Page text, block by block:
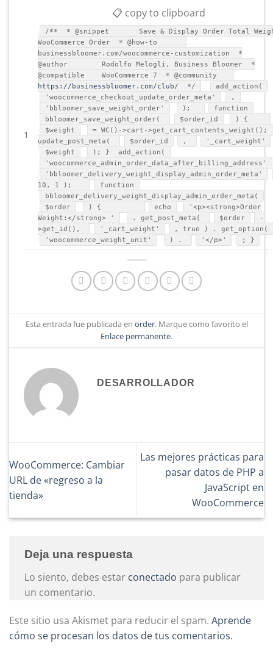
📋 copy to clipboard
1
/** * @snippet Save & Display Order Total
WooCommerce Order * @how-to
businessbloomer.com/woocommerce-customization *
@author Rodolfo Melogli, Business Bloomer *
@compatible WooCommerce 7 * @community
https://businessbloomer.com/club/
*/
add_action(
'woocommerce_checkout_update_order_meta'
,
'bbloomer_save_weight_order'
);
function
bbloomer_save_weight_order(
$order_id
) {
$weight
= WC()->cart-
update_post_meta(
$order_id ,
'_cart_weight'
$weight
); } add_action(
'woocommerce_admin_order_data_after_billing_address'
'bbloomer_delivery_weight_display_admin_order_meta'
10, 1 );
function
bbloomer_delivery_weight_display_admin_order_meta(
$order
) { echo
'<p><strong>Order
Weight:</strong> '
. get_post_meta( $order
-
>get_id(),
'_cart_weight'
, true ) . get_option(
'woocommerce_weight_unit'
) . '</p>' ; }
Esta entrada fue publicada en order. Marque como favorito el
Enlace permanente.
DESARROLLADOR
WooCommerce: Cambiar
URL de «regreso a la
tienda»
Las mejores prácticas para
pasar datos de PHP a
JavaScript en
WooCommerce
Deja una respuesta
Lo siento, debes estar conectado para publicar
un comentario.
Este sitio usa Akismet para reducir el spam. Aprende
cómo se procesan los datos de tus comentarios.